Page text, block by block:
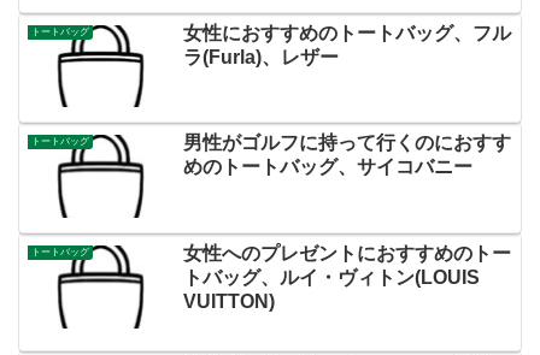
トートバッグ
女性におすすめのトートバッグ、フル
ラ(Furla)、レザー
トートバッグ
男性がゴルフに持って行くのにおすす
めのトートバッグ、サイコバニー
トートバッグ
女性へのプレゼントにおすすめのトー
トバッグ、ルイ・ヴィトン(LOUIS
VUITTON)